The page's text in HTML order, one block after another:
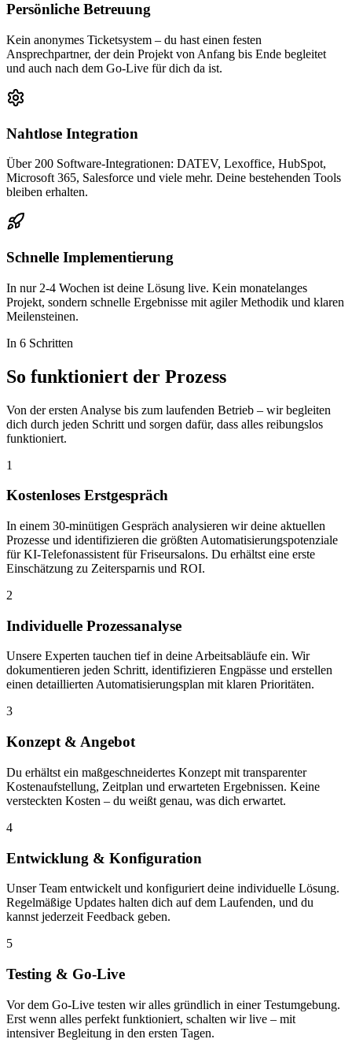
Persönliche Betreuung
Kein anonymes Ticketsystem – du hast einen festen
Ansprechpartner, der dein Projekt von Anfang bis Ende begleitet
und auch nach dem Go-Live für dich da ist.
Nahtlose Integration
Über 200 Software-Integrationen: DATEV, Lexoffice, HubSpot,
Microsoft 365, Salesforce und viele mehr. Deine bestehenden Tools
bleiben erhalten.
Schnelle Implementierung
In nur 2-4 Wochen ist deine Lösung live. Kein monatelanges
Projekt, sondern schnelle Ergebnisse mit agiler Methodik und klaren
Meilensteinen.
In 6 Schritten
So funktioniert der Prozess
Von der ersten Analyse bis zum laufenden Betrieb – wir begleiten
dich durch jeden Schritt und sorgen dafür, dass alles reibungslos
funktioniert.
1
Kostenloses Erstgespräch
In einem 30-minütigen Gespräch analysieren wir deine aktuellen
Prozesse und identifizieren die größten Automatisierungspotenziale
für KI-Telefonassistent für Friseursalons. Du erhältst eine erste
Einschätzung zu Zeitersparnis und ROI.
2
Individuelle Prozessanalyse
Unsere Experten tauchen tief in deine Arbeitsabläufe ein. Wir
dokumentieren jeden Schritt, identifizieren Engpässe und erstellen
einen detaillierten Automatisierungsplan mit klaren Prioritäten.
3
Konzept & Angebot
Du erhältst ein maßgeschneidertes Konzept mit transparenter
Kostenaufstellung, Zeitplan und erwarteten Ergebnissen. Keine
versteckten Kosten – du weißt genau, was dich erwartet.
4
Entwicklung & Konfiguration
Unser Team entwickelt und konfiguriert deine individuelle Lösung.
Regelmäßige Updates halten dich auf dem Laufenden, und du
kannst jederzeit Feedback geben.
5
Testing & Go-Live
Vor dem Go-Live testen wir alles gründlich in einer Testumgebung.
Erst wenn alles perfekt funktioniert, schalten wir live – mit
intensiver Begleitung in den ersten Tagen.